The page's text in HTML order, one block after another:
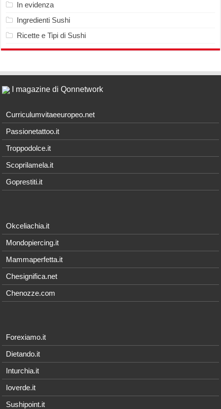
In evidenza
Ingredienti Sushi
Ricette e Tipi di Sushi
I magazine di Qonnetwork
Curriculumvitaeeuropeo.net
Passionetattoo.it
Troppodolce.it
Scoprilamela.it
Goprestiti.it
Okceliachia.it
Mondopiercing.it
Mammaperfetta.it
Chesignifica.net
Chenozze.com
Forexiamo.it
Dietando.it
Inturchia.it
Ioverde.it
Sushipoint.it